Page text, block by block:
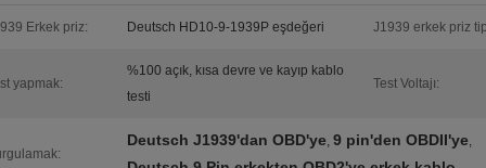
Erkek priz: Deutsch HD10-9-1939P eşdeğeri J1939 erkek priz
yapmak:
%100 açık, kısa devre ve kayıp kablo
testi
Test Voltajı:
Deutsch J1939'dan OBD'ye, 9 pin'den OBDII'ye,